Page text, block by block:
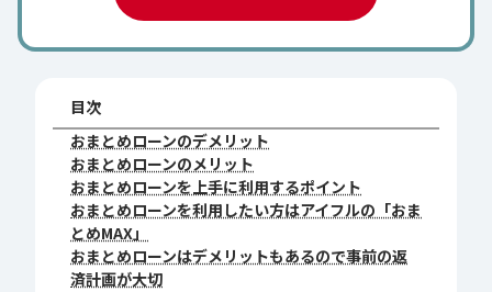
目次
おまとめローンのデメリット
おまとめローンのメリット
おまとめローンを上手に利用するポイント
おまとめローンを利用したい方はアイフルの「おま
とめMAX」
おまとめローンはデメリットもあるので事前の返
済計画が大切